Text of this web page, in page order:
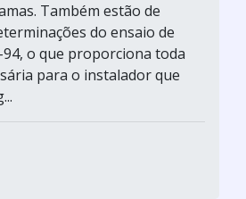
Também estão de
do ensaio de
o que proporciona toda
para o instalador que